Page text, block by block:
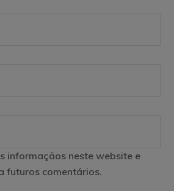
informaçãos neste website e
futuros comentários.